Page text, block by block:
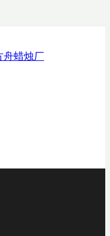
舟蜡烛厂